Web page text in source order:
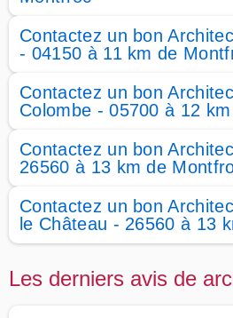
Contactez un bon
- 04150 à 11 km de
Contactez un bon
Colombe - 05700 à 12
Contactez un bon
26560 à 13 km de
Contactez un bon
le Château - 26560 à 13
Les derniers avis de